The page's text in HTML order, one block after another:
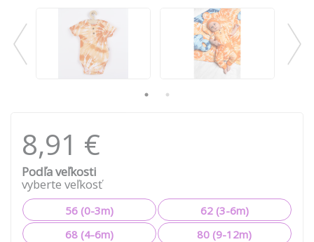
8,91 €
Podľa veľkosti
vyberte veľkosť
56 (0-3m)
62 (3-6m)
68 (4-6m)
80 (9-12m)